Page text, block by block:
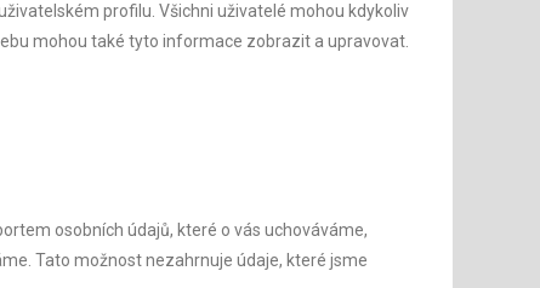
profilu. Všichni uživatelé mohou kdykoliv
mohou také tyto informace zobrazit a upravovat.
osobních údajů, které o vás uchováváme,
Tato možnost nezahrnuje údaje, které jsme